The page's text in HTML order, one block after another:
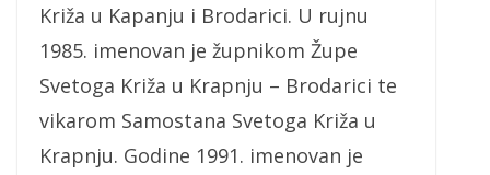
Križa u Kapanju i Brodarici. U rujnu
1985. imenovan je župnikom Župe
Svetoga Križa u Krapnju – Brodarici te
vikarom Samostana Svetoga Križa u
Krapnju. Godine 1991. imenovan je